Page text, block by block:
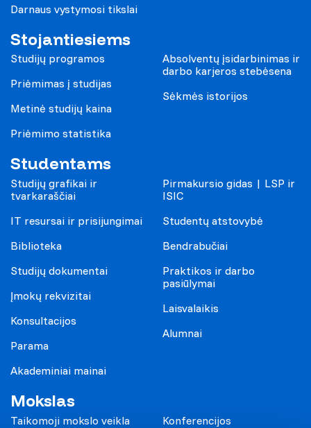
Darnaus vystymosi tikslai
Stojantiesiems
Studijų programos
Priėmimas į studijas
Metinė studijų kaina
Priėmimo statistika
Absolventų įsidarbinimas ir
darbo karjeros stebėsena
Sėkmės istorijos
Studentams
Studijų grafikai ir
tvarkaraščiai
IT resursai ir prisijungimai
Biblioteka
Studijų dokumentai
Įmokų rekvizitai
Konsultacijos
Parama
Akademiniai mainai
Pirmakursio gidas | LSP ir
ISIC
Studentų atstovybė
Bendrabučiai
Praktikos ir darbo
pasiūlymai
Laisvalaikis
Alumnai
Mokslas
Taikomoji mokslo veikla
Konferencijos